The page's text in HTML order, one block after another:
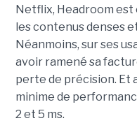
Netflix, Headroom
les contenus denses
Néanmoins, sur ses
avoir ramené sa
perte de précision. Et
minime de
2 et 5 ms.